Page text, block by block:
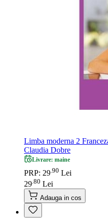
Limba moderna 2
Claudia Dobre
Livrare: maine
PRP: 29 90 Lei
29 80 Lei
Adauga in cos